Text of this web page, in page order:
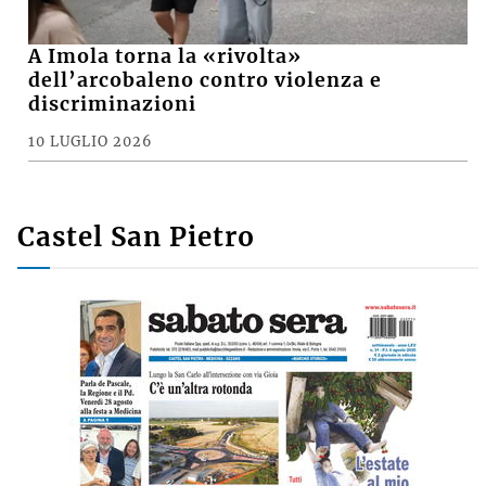
A Imola torna la «rivolta»
dell’arcobaleno contro violenza e
discriminazioni
10 LUGLIO 2026
Castel San Pietro